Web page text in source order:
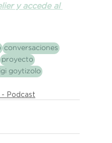
y accede al
conversaciones
proyecto
goytizolo
- Podcast